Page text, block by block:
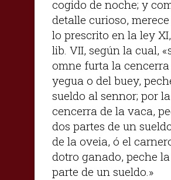
cogido de noche; y
detalle curioso,
lo prescrito en la ley
lib. VII, según la cual,
omne furta la
yegua o del buey,
sueldo al sennor; por la
cencerra de la vaca,
dos partes de un
de la oveia, ó el
dotro ganado, peche
parte de un sueldo.»